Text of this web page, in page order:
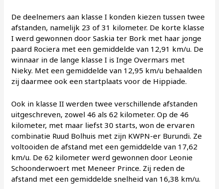
De deelnemers aan klasse I konden kiezen tussen twee
afstanden, namelijk 23 of 31 kilometer. De korte klasse
I werd gewonnen door Saskia ter Bork met haar jonge
paard Rociera met een gemiddelde van 12,91 km/u. De
winnaar in de lange klasse I is Inge Overmars met
Nieky. Met een gemiddelde van 12,95 km/u behaalden
zij daarmee ook een startplaats voor de Hippiade.
Ook in klasse II werden twee verschillende afstanden
uitgeschreven, zowel 46 als 62 kilometer. Op de 46
kilometer, met maar liefst 30 starts, won de ervaren
combinatie Ruud Bolhuis met zijn KWPN-er Burundi. Ze
voltooiden de afstand met een gemiddelde van 17,62
km/u. De 62 kilometer werd gewonnen door Leonie
Schoonderwoert met Meneer Prince. Zij reden de
afstand met een gemiddelde snelheid van 16,38 km/u.